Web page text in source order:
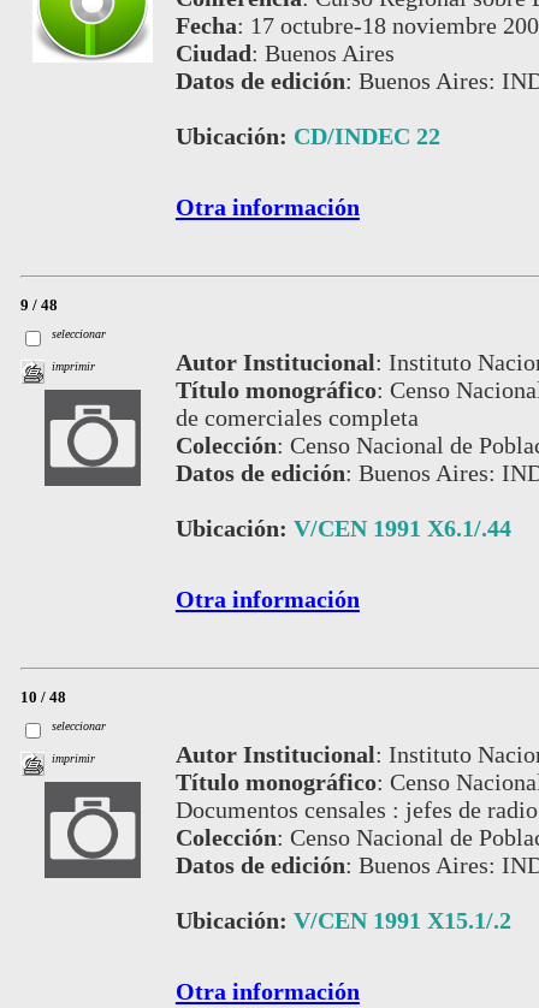
Fecha: 17 octubre-18 noviembre
Ciudad: Buenos Aires
Datos de edición: Buenos Aires:
Ubicación: CD/INDEC 22
Otra información
9 / 48
seleccionar
imprimir Autor Institucional: Instituto
Título monográfico: Censo
de comerciales completa
Colección: Censo Nacional de
Datos de edición: Buenos Aires:
Ubicación: V/CEN 1991 X6.1/.44
Otra información
10 / 48
seleccionar
imprimir Autor Institucional: Instituto
Título monográfico: Censo
Documentos censales : jefes de
Colección: Censo Nacional de
Datos de edición: Buenos Aires:
Ubicación: V/CEN 1991 X15.1/.2
Otra información